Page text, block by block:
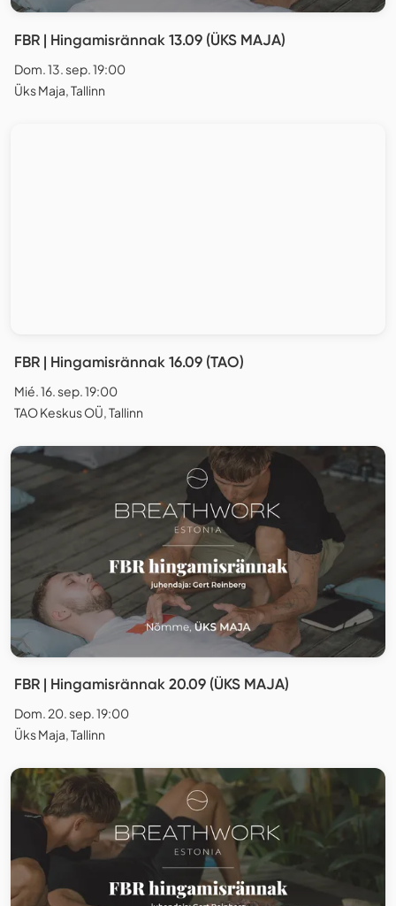
FBR | Hingamisrännak 13.09 (ÜKS MAJA)
Dom. 13. sep. 19:00
Üks Maja, Tallinn
FBR | Hingamisrännak 16.09 (TAO)
Mié. 16. sep. 19:00
TAO Keskus OÜ, Tallinn
FBR | Hingamisrännak 20.09 (ÜKS MAJA)
Dom. 20. sep. 19:00
Üks Maja, Tallinn